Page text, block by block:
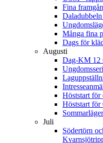
Fina
Många fina
Dags för
Augusti
Dag-KM 12
Höststart för
Höststart för
Juli
Södertörn